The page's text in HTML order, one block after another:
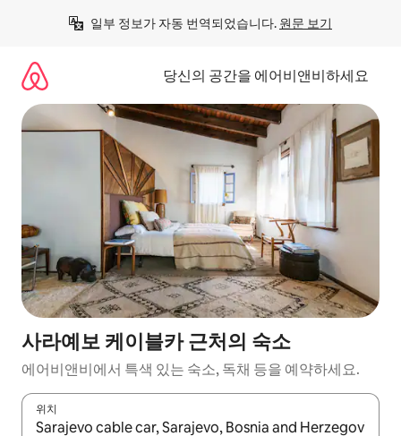
일부 정보가 자동 번역되었습니다. 원문 보기
당신의 공간을 에어비앤비하세요
사라예보 케이블카 근처의 숙소
에어비앤비에서 특색 있는 숙소, 독채 등을 예약하세요.
위치
결과가 나오면 위·아래 화살표 키를 사용하거나 터치 또는 스와이